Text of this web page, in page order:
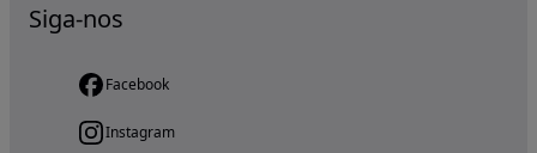
Siga-nos
Facebook
Instagram